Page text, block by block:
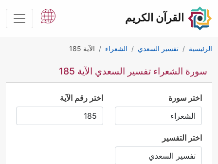
القرآن الكريم
الرئيسية تفسير السعدي الشعراء الآية 185
سورة الشعراء تفسير السعدي الآية 185
اختر سورة اختر رقم الآية
اختر التفسير